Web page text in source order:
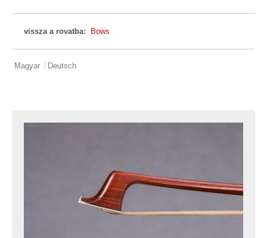
vissza a rovatba: Bows
Magyar Deutsch